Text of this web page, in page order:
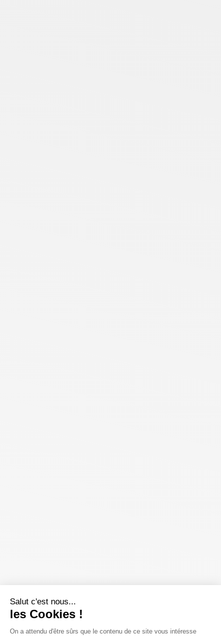
Salut c'est nous...
les Cookies !
On a attendu d'être sûrs que le contenu de ce site vous intéresse